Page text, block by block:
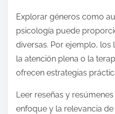
Explorar géneros como
psicología puede
diversas. Por ejemplo, los
la atención plena o la
ofrecen estrategias
Leer reseñas y
enfoque y la relevancia